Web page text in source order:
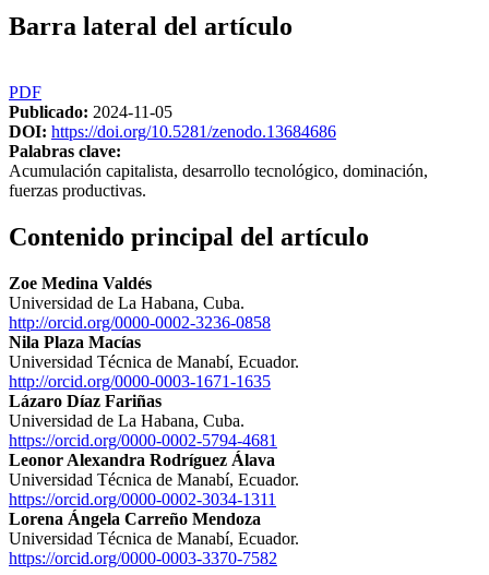
Barra lateral del artículo
PDF
Publicado: 2024-11-05
DOI: https://doi.org/10.5281/zenodo.13684686
Palabras clave:
Acumulación capitalista, desarrollo tecnológico, dominación,
fuerzas productivas.
Contenido principal del artículo
Zoe Medina Valdés
Universidad de La Habana, Cuba.
http://orcid.org/0000-0002-3236-0858
Nila Plaza Macías
Universidad Técnica de Manabí, Ecuador.
http://orcid.org/0000-0003-1671-1635
Lázaro Díaz Fariñas
Universidad de La Habana, Cuba.
https://orcid.org/0000-0002-5794-4681
Leonor Alexandra Rodríguez Álava
Universidad Técnica de Manabí, Ecuador.
https://orcid.org/0000-0002-3034-1311
Lorena Ángela Carreño Mendoza
Universidad Técnica de Manabí, Ecuador.
https://orcid.org/0000-0003-3370-7582